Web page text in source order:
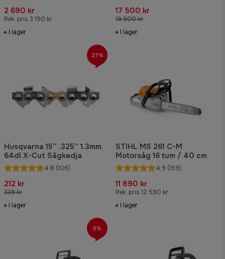
2 690 kr
Rek. pris 3 190 kr
I lager
17 500 kr
19 900 kr
I lager
Husqvarna 15'' .325'' 1.3mm
64dl X-Cut Sågkedja
4.8 (106)
212 kr
339 kr
I lager
37%
STIHL MS 261 C-M
Motorsåg 16 tum / 40 cm
4.9 (159)
11 890 kr
Rek. pris 12 590 kr
I lager
5%